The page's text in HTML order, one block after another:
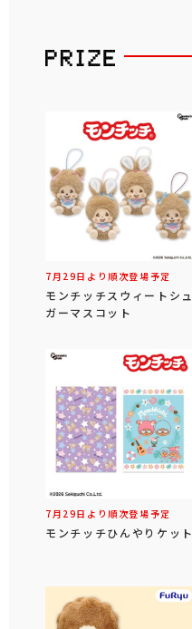
7月29日より順次登場予定
モンチッチスウィートシュ
ガーマスコット
7月29日より順次登場予定
モンチッチひんやりケット